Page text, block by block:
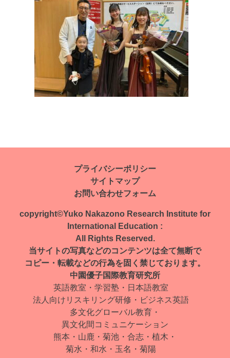
稿
ゲ
シ
ョ
プライバシーポリシー
サイトマップ
お問い合わせフォーム
copyright©Yuko Nakazono Research Institute for
International Education :
All Rights Reserved.
当サイトの写真などのコンテンツは全て無断で
コピー・転載などの行為を固く禁じております。
中園優子国際教育研究所
英語教室・学習塾・日本語教室
法人向けリスキリング研修・ビジネス英語
多文化グローバル教育・
異文化間コミュニケーション
熊本・山鹿・菊池・合志・植木・
菊水・和水・玉名・菊陽